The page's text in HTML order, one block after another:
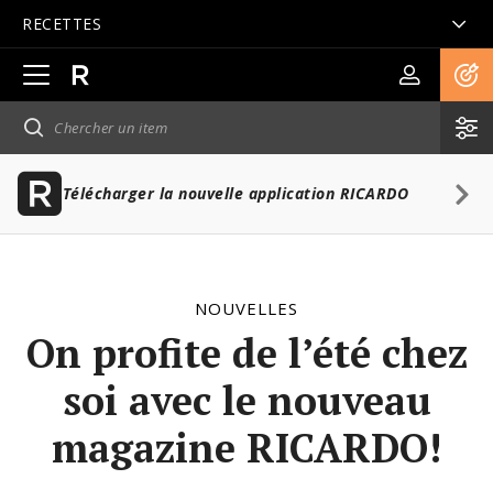
RECETTES
Ouvrir
la
navigation
principale
Télécharger la nouvelle application RICARDO
NOUVELLES
On profite de l’été chez
soi avec le nouveau
magazine RICARDO!